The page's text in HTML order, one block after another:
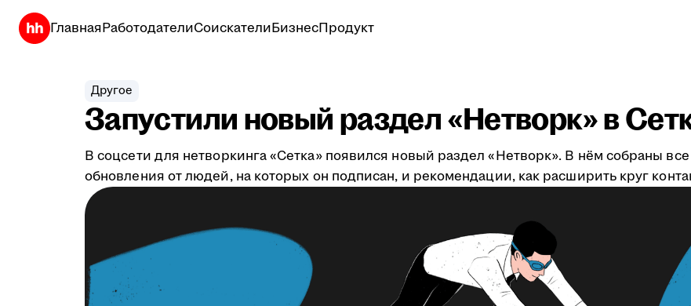
ГлавнаяРаботодателиСоискателиБизнесПродукт
Другое
Запустили новый раздел «Нетворк» в
В соцсети для нетворкинга «Сетка» появился новый раздел «Нетворк». В нём собраны
обновления от людей, на которых он подписан, и рекомендации, как расширить круг